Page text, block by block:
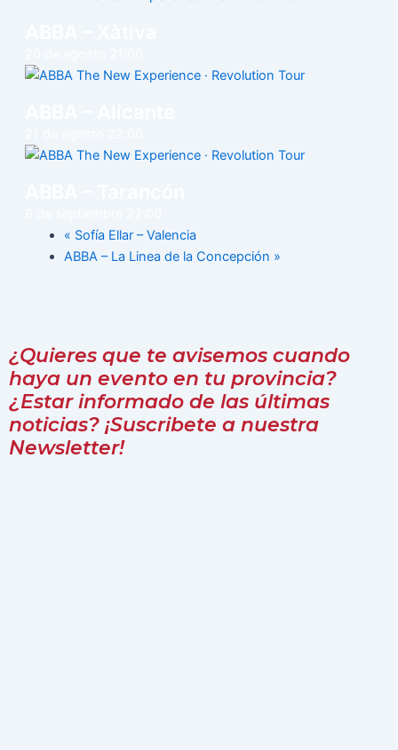
« Sofía Ellar – Valencia
ABBA – La Linea de la Concepción »
¿Quieres que te avisemos cuando
haya un evento en tu provincia?
¿Estar informado de las últimas
noticias? ¡Suscribete a nuestra
Newsletter!